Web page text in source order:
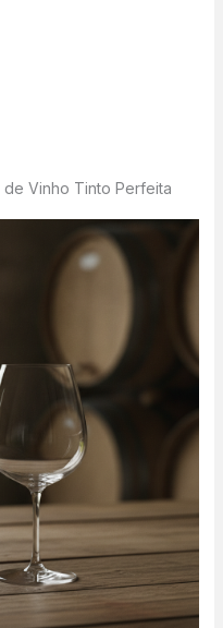
de Vinho Tinto Perfeita